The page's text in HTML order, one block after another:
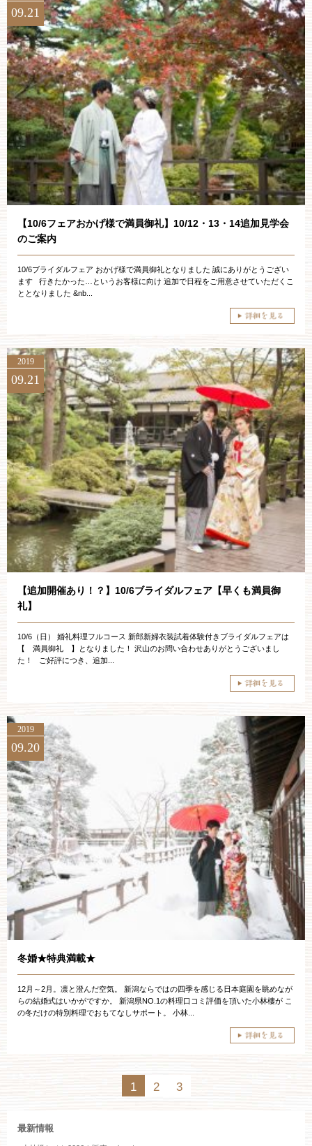
09.21
【10/6フェアおかげ様で満員御礼】10/12・13・14追加見学会
のご案内
10/6ブライダルフェア おかげ様で満員御礼となりました 誠にありがとうござい
ます 行きたかった…というお客様に向け 追加で日程をご用意させていただくこ
ととなりました &nb...
2019
09.21
【追加開催あり！？】10/6ブライダルフェア【早くも満員御
礼】
10/6（日） 婚礼料理フルコース 新郎新婦衣装試着体験付きブライダルフェアは
【 満員御礼 】となりました！ 沢山のお問い合わせありがとうございまし
た！ ご好評につき、追加...
2019
09.20
冬婚★特典満載★
12月～2月。凛と澄んだ空気。 新潟ならではの四季を感じる日本庭園を眺めなが
らの結婚式はいかがですか。 新潟県NO.1の料理口コミ評価を頂いた小林樓が こ
の冬だけの特別料理でおもてなしサポート。 小林...
1 2 3
最新情報
ブライダルフェア・見学ご希望のお客様
平日 12：00〜20：00 土日祝 9：00〜20：00
ご成約済み・ご列席のお客様
その他のお問い合わせ
11:00～19:00（火、水曜定休）
WEBからのお問い合わせ